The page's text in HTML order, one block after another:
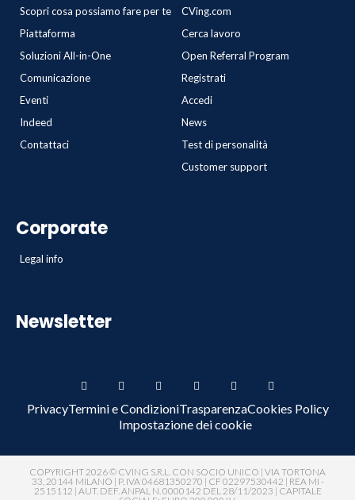
Scopri cosa possiamo fare per te
Piattaforma
Soluzioni All-in-One
Comunicazione
Eventi
Indeed
Contattaci
CVing.com
Cerca lavoro
Open Referral Program
Registrati
Accedi
News
Test di personalità
Customer support
Corporate
Legal info
Newsletter
PrivacyTermini e CondizioniTrasparenzaCookies Policy
Impostazione dei cookie
COPYRIGHT 2026 © CVING S.R.L. CON SOCIO UNICO | VIA TORTONA
33, 20144 MILANO | P. IVA 04681350270 | CF 02297530442 | REA MI -
2515112 | AUT. DEF. ANPAL N. 0000142 DEL 28/11/2023 | CAPITALE